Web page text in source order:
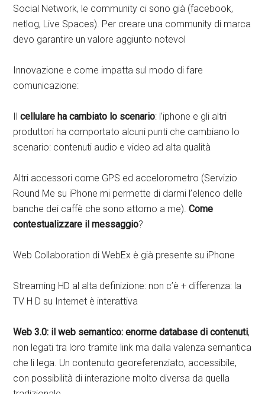
Social Network, le community ci sono già (facebook,
netlog, Live Spaces). Per creare una community di marca
devo garantire un valore aggiunto notevol
Innovazione e come impatta sul modo di fare
comunicazione:
Ilcellulare ha cambiato lo scenario: l’iphone e gli altri
produttori ha comportato alcuni punti che cambiano lo
scenario: contenuti audio e video ad alta qualità
Altri accessori come GPS ed accelorometro (Servizio
Round Me su iPhone mi permette di darmi l’elenco delle
banche dei caffè che sono attorno a me).Come
contestualizzare il messaggio?
Web Collaboration di WebEx è già presente su iPhone
Streaming HD al alta definizione: non c’è + differenza: la
TV H D su Internet è interattiva
Web 3.0: il web semantico: enorme database di contenuti,
non legati tra loro tramite link ma dalla valenza semantica
che li lega. Un contenuto georeferenziato, accessibile,
con possibilità di interazione molto diversa da quella